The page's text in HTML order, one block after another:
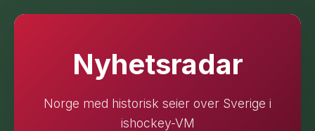
Nyhetsradar
Norge med historisk seier over Sverige i
ishockey-VM